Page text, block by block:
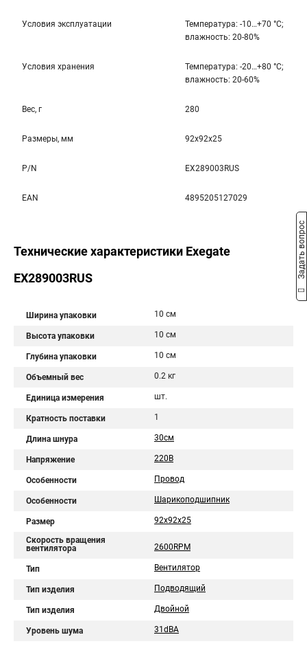
Условия эксплуатации
Температура: -10…+70 °С;
влажность: 20-80%
Условия хранения
Температура: -20…+80 °С;
влажность: 20-60%
Вес, г 280
Размеры, мм 92x92x25
P/N EX289003RUS
EAN 4895205127029
Технические характеристики Exegate
EX289003RUS
Ширина упаковки 10 см
Высота упаковки 10 см
Глубина упаковки 10 см
Объемный вес 0.2 кг
Единица измерения шт.
Кратность поставки 1
Длина шнура 30см
Напряжение 220В
Особенности Провод
Особенности Шарикоподшипник
Размер 92x92x25
Скорость вращения
вентилятора
2600RPM
Тип Вентилятор
Тип изделия Подводящий
Тип изделия Двойной
Уровень шума 31dBA
Задать вопрос